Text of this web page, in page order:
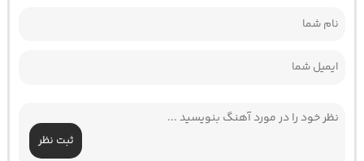
ثبت نظر